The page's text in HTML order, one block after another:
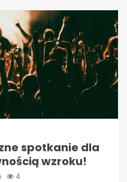
spotkanie dla
wzroku!
4